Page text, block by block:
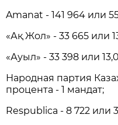
Amanat - 141 964 или
«Ақ Жол» - 33 665 или
«Ауыл» - 33 398 или
Народная партия
процента - 1 мандат;
Respublica - 8 722 или